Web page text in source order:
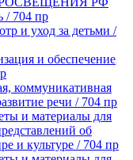
/ 704 пр
и уход за детьми /
и обеспечение
коммуникативная
речи / 704 пр
и материалы для
об
и культуре / 704 пр